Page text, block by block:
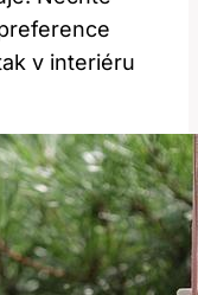
v interiéru